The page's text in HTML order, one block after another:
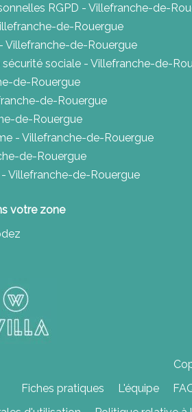
RGPD - Villefranche-de-
de-Rouergue
Villefranche-de-Rouergue
sociale - Villefranche-de-
de-Rouergue
de-Rouergue
de-Rouergue
- Villefranche-de-Rouergue
de-Rouergue
Villefranche-de-Rouergue
votre zone
Fiches pratiques
L'équipe